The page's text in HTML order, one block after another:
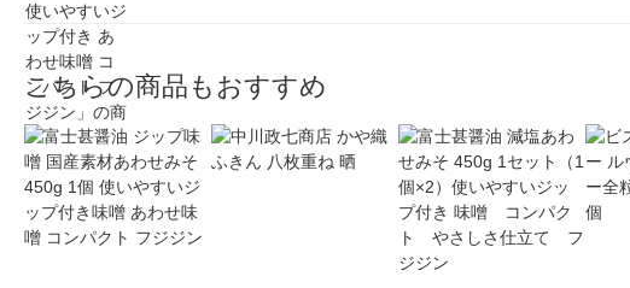
こちらの商品もおすすめ